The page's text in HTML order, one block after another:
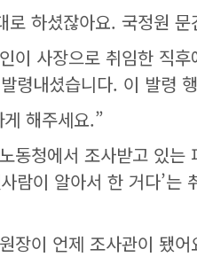
로 하셨잖아요. 국정원
이 사장으로 취임한 직
령내셨습니다. 이 발령
해주세요.”
동청에서 조사받고 있
람이 알아서 한 거다’
장이 언제 조사관이 됐